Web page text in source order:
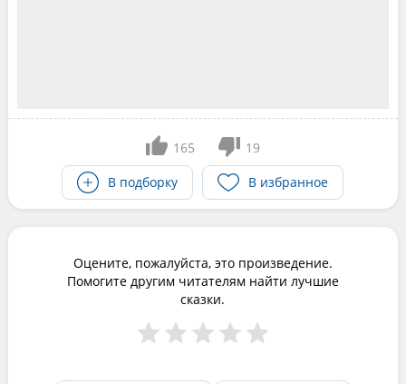
165
19
В подборку
В избранное
Оцените, пожалуйста, это произведение.
Помогите другим читателям найти лучшие
сказки.